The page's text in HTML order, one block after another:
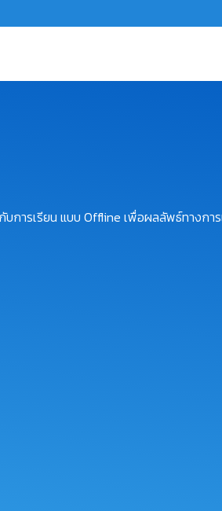
การเรียน แบบ Offline เพื่อผลลัพธ์ทางก